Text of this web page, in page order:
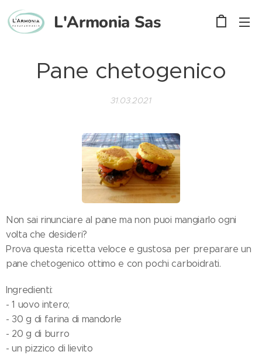
L'Armonia Sas
Pane chetogenico
31.03.2021
Non sai rinunciare al pane ma non puoi mangiarlo ogni
volta che desideri?
Prova questa ricetta veloce e gustosa per preparare un
pane chetogenico ottimo e con pochi carboidrati.
Ingredienti:
- 1 uovo intero;
- 30 g di farina di mandorle
- 20 g di burro
- un pizzico di lievito